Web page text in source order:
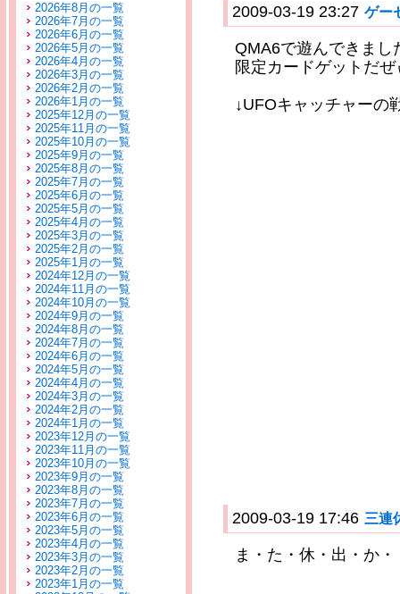
2026年8月の一覧
2026年7月の一覧
2026年6月の一覧
2026年5月の一覧
2026年4月の一覧
2026年3月の一覧
2026年2月の一覧
2026年1月の一覧
2025年12月の一覧
2025年11月の一覧
2025年10月の一覧
2025年9月の一覧
2025年8月の一覧
2025年7月の一覧
2025年6月の一覧
2025年5月の一覧
2025年4月の一覧
2025年3月の一覧
2025年2月の一覧
2025年1月の一覧
2024年12月の一覧
2024年11月の一覧
2024年10月の一覧
2024年9月の一覧
2024年8月の一覧
2024年7月の一覧
2024年6月の一覧
2024年5月の一覧
2024年4月の一覧
2024年3月の一覧
2024年2月の一覧
2024年1月の一覧
2023年12月の一覧
2023年11月の一覧
2023年10月の一覧
2023年9月の一覧
2023年8月の一覧
2023年7月の一覧
2023年6月の一覧
2023年5月の一覧
2023年4月の一覧
2023年3月の一覧
2023年2月の一覧
2023年1月の一覧
2009-03-19 23:27 ゲー
QMA6で遊んできまし
限定カードゲットだぜ
↓UFOキャッチャーの
2009-03-19 17:46 三連
ま・た・休・出・か・